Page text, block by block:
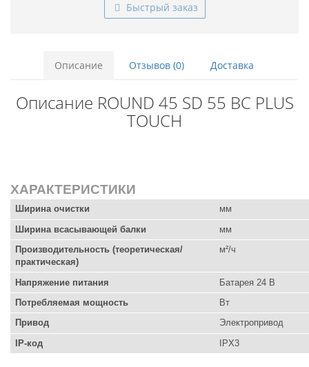
Быстрый заказ
Описание Отзывов (0) Доставка
Описание ROUND 45 SD 55 BC PLUS
TOUCH
ХАРАКТЕРИСТИКИ
Ширина очистки
мм
Ширина всасывающей балки
мм
Производительность (теоретическая/
практическая)
м²/ч
Напряжение питания
Батарея 24 В
Потребляемая мощность
Вт
Привод
Электропривод
IP-код
IPX3